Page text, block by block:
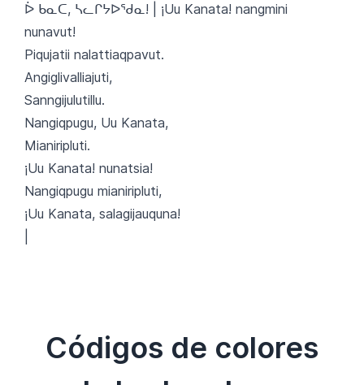
ᐆ ᑲᓇᑕ, ᓴᓚᒋᔭᐅᖁᓇ! | ¡Uu Kanata! nangmini
nunavut!
Piqujatii nalattiaqpavut.
Angiglivalliajuti,
Sanngijulutillu.
Nangiqpugu, Uu Kanata,
Mianiripluti.
¡Uu Kanata! nunatsia!
Nangiqpugu mianiripluti,
¡Uu Kanata, salagijauquna!
Códigos de colores